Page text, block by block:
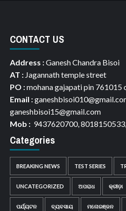
CONTACT US
Address :Ganesh Chandra Bisoi
AT : Jagannath temple street
PO :mohana gajapati pin 761015
Email :
ganeshbisoi15@gmail.com
Mob : 9437620700,
Categories
BREAKING NEWS TEST SERIES
UNCATEGORIZED ଅପରାଧ କ୍ରୀଡ଼ା
ପର୍ଯ୍ୟଟନ ବ୍ୟବସାୟ ମନୋରଞ୍ଜନ